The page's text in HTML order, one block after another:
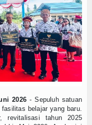
Siber, Kemendikdasmen
Terbaik dari Sekolah,
Gawai,
Percepat Pemerataan
Menjadi Juara
Peran Masyarakat
Assemblr EDU
Borong
Dorong Penguatan
2026- Sepuluh satuan
belajar yang baru.
revitalisasi tahun 2025